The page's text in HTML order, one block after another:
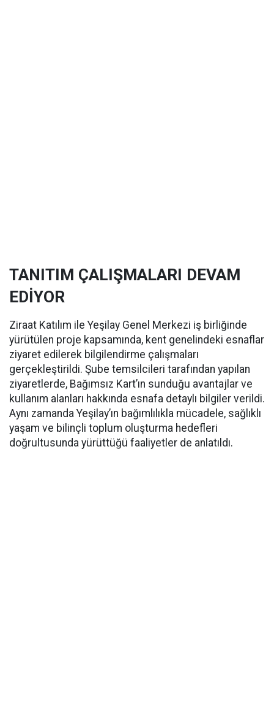
TANITIM ÇALIŞMALARI DEVAM
EDİYOR
Ziraat Katılım ile Yeşilay Genel Merkezi iş birliğinde
yürütülen proje kapsamında, kent genelindeki esnaflar
ziyaret edilerek bilgilendirme çalışmaları
gerçekleştirildi. Şube temsilcileri tarafından yapılan
ziyaretlerde, Bağımsız Kart’ın sunduğu avantajlar ve
kullanım alanları hakkında esnafa detaylı bilgiler verildi.
Aynı zamanda Yeşilay’ın bağımlılıkla mücadele, sağlıklı
yaşam ve bilinçli toplum oluşturma hedefleri
doğrultusunda yürüttüğü faaliyetler de anlatıldı.